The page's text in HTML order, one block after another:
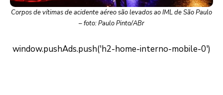
Corpos de vítimas de acidente aéreo são levados ao IML de São Paulo
– foto: Paulo Pinto/ABr